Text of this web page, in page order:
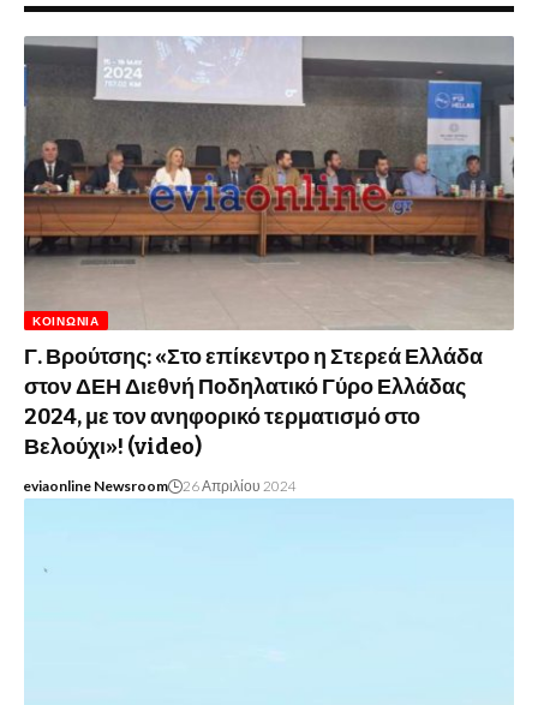
ΚΟΙΝΩΝΊΑ
Γ. Βρούτσης: «Στο επίκεντρο η Στερεά Ελλάδα
στον ΔΕΗ Διεθνή Ποδηλατικό Γύρο Ελλάδας
2024, με τον ανηφορικό τερματισμό στο
Βελούχι»! (video)
eviaonline Newsroom 26 Απριλίου 2024